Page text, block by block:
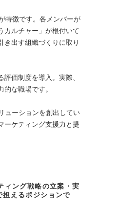
特徴です。各メンバーが
カルチャー」が根付いて
き出す組織づくりに取り
価制度を導入。実際、
な職場です。
ューションを創出してい
ーケティング支援力と提
ィング戦略の立案・実
えるポジションで